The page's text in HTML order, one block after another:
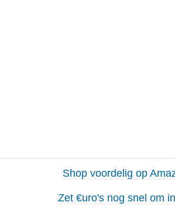
Shop voordelig op
Zet €uro's nog snel om